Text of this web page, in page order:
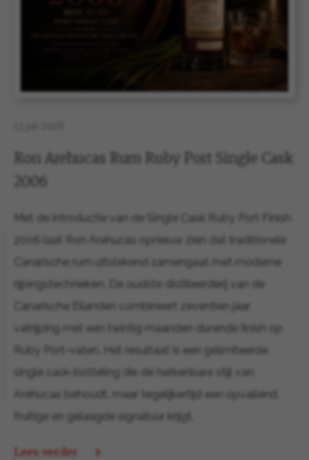
Ron Arehucas Rum Ruby Port Single Cask
2006
Met de introductie van de Single Cask Ruby Port Finish
2006 laat Ron Arehucas opnieuw zien dat traditionele
Canarische rum uitstekend samengaat met moderne
rijpingstechnieken. De oudste distilleerderij van de
Canarische Eilanden combineert zeventien jaar
vatrijping met een twintig maanden durende finish op
Ruby Port-vaten. Het resultaat is een gelimiteerde
single cask-botteling die de herkenbare stijl van
Arehucas behoudt, maar tegelijkertijd een opvallend
fruitige en gelaagde signatuur krijgt.
Lees verder